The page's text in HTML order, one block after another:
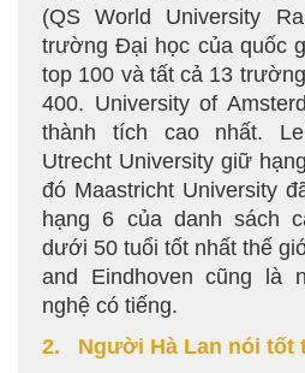
(QS World University
trường Đại học của quốc
top 100 và tất cả 13
400. University of
thành tích cao nhất.
Utrecht University giữ
đó Maastricht University
hạng 6 của danh sách
dưới 50 tuổi tốt nhất thế
and Eindhoven cũng là
nghệ có tiếng.
2. Người Hà Lan nói tốt